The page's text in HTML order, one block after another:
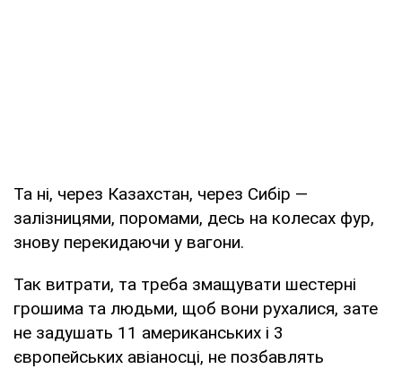
Та ні, через Казахстан, через Сибір —
залізницями, поромами, десь на колесах фур,
знову перекидаючи у вагони.
Так витрати, та треба змащувати шестерні
грошима та людьми, щоб вони рухалися, зате
не задушать 11 американських і 3
європейських авіаносці, не позбавлять